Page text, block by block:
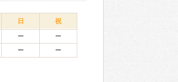
日 祝
ー
ー
ー ー